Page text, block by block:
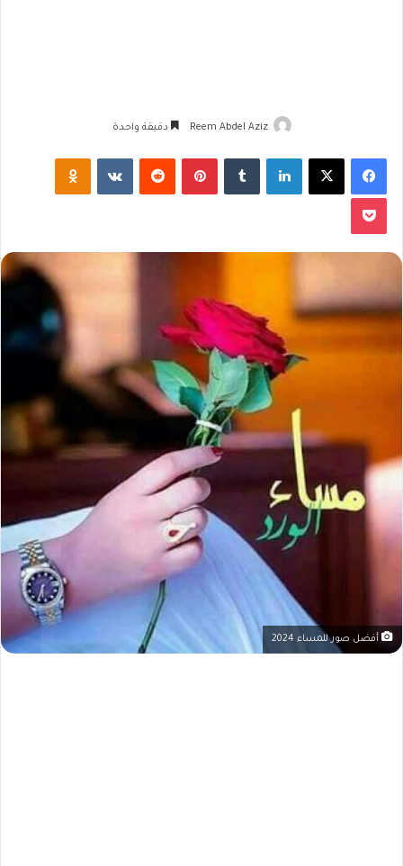
Reem Abdel Aziz دقيقة واحدة
فيسبوك لينكدإن بينتيريست
أفضل صور للمساء 2024